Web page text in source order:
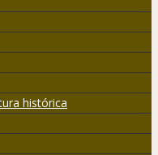
histórica